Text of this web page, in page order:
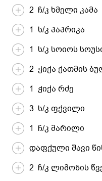
2 ჩ/კ ხმელი კამა
1 ს/კ პაპრიკა
1 ს/კ სოიოს
2 ჭიქა ქათმის
1 ჭიქა რძე
3 ს/კ ფქვილი
1 ჩ/კ მარილი
დაფქული შავი
2 ჩ/კ ლიმონის